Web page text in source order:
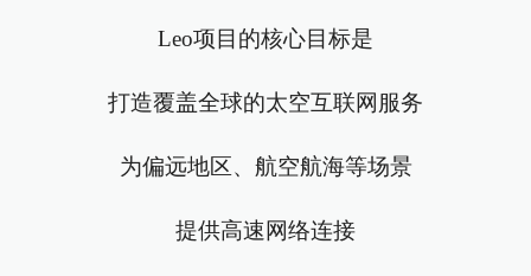
Leo项目的核心目标是
打造覆盖全球的太空互联网服务
为偏远地区、航空航海等场景
提供高速网络连接